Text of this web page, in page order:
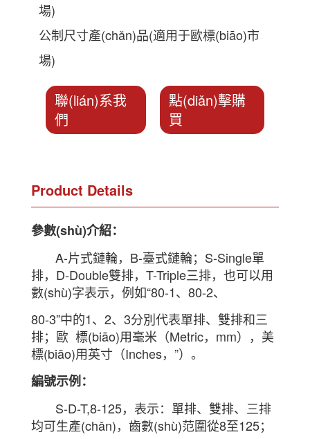
場)
公制尺寸產(chǎn)品(適用于歐標(biāo)市
場)
聯(lián)系我
們
點(diǎn)擊購
買
Product Details
參數(shù)介紹：
A-片式鏈輪，B-臺式鏈輪；S-Single單
排，D-Double雙排，T-Triple三排，也可以用
數(shù)字表示，例如“80-1、80-2、
80-3”中的1、2、3分別代表單排、雙排和三
排；歐 標(biāo)用毫米（Metric，mm），美
標(biāo)用英寸（Inches，”）。
編號示例：
S-D-T,8-125，表示：單排、雙排、三排
均可生產(chǎn)，齒數(shù)范圍從8至125；